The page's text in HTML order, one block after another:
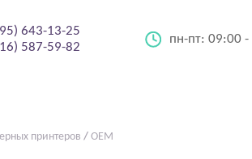
643-13-25
587-59-82
пн-пт: 09:00 -
принтеров / OEM